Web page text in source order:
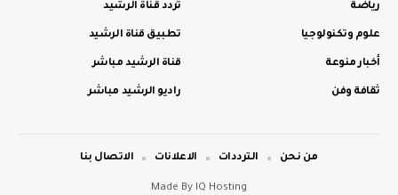
رياضة
علوم وتكنولوجيا
أخبار منوعة
ثقافة وفن
تردد قناة الرشيد
تطبيق قناة الرشيد
قناة الرشيد مباشر
راديو الرشيد مباشر
Made By IQ Hosting
من نحن الترددات الاعلانات الاتصال بنا